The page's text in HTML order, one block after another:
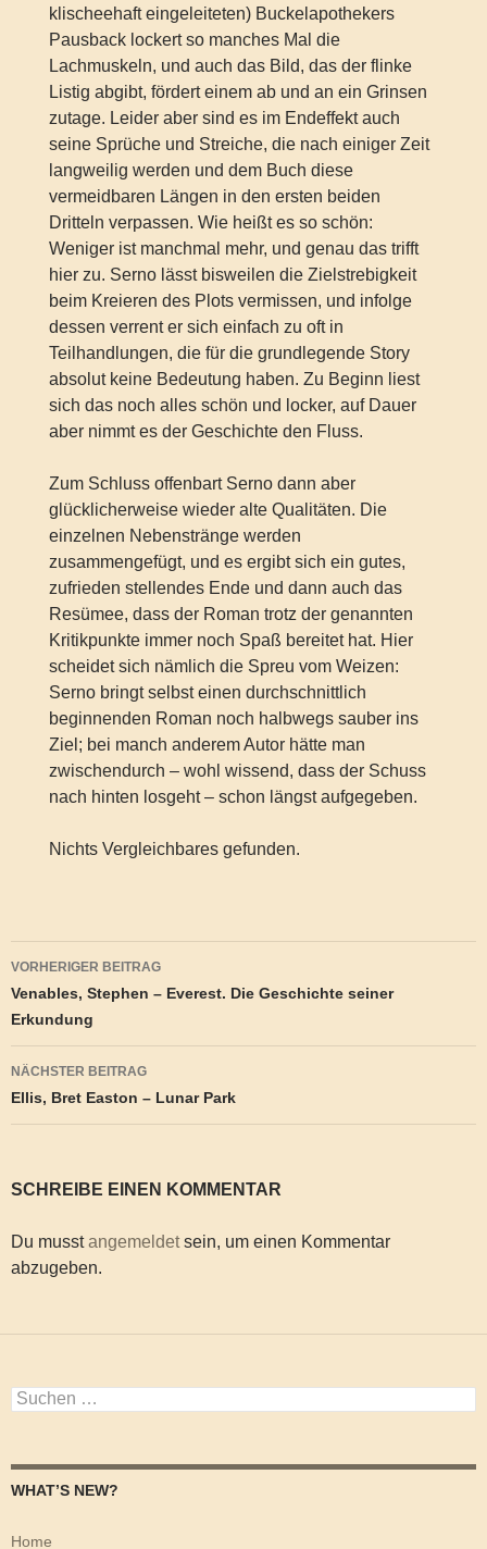
klischeehaft eingeleiteten) Buckelapothekers
Pausback lockert so manches Mal die
Lachmuskeln, und auch das Bild, das der flinke
Listig abgibt, fördert einem ab und an ein Grinsen
zutage. Leider aber sind es im Endeffekt auch
seine Sprüche und Streiche, die nach einiger Zeit
langweilig werden und dem Buch diese
vermeidbaren Längen in den ersten beiden
Dritteln verpassen. Wie heißt es so schön:
Weniger ist manchmal mehr, und genau das trifft
hier zu. Serno lässt bisweilen die Zielstrebigkeit
beim Kreieren des Plots vermissen, und infolge
dessen verrent er sich einfach zu oft in
Teilhandlungen, die für die grundlegende Story
absolut keine Bedeutung haben. Zu Beginn liest
sich das noch alles schön und locker, auf Dauer
aber nimmt es der Geschichte den Fluss.
Zum Schluss offenbart Serno dann aber
glücklicherweise wieder alte Qualitäten. Die
einzelnen Nebenstränge werden
zusammengefügt, und es ergibt sich ein gutes,
zufrieden stellendes Ende und dann auch das
Resümee, dass der Roman trotz der genannten
Kritikpunkte immer noch Spaß bereitet hat. Hier
scheidet sich nämlich die Spreu vom Weizen:
Serno bringt selbst einen durchschnittlich
beginnenden Roman noch halbwegs sauber ins
Ziel; bei manch anderem Autor hätte man
zwischendurch – wohl wissend, dass der Schuss
nach hinten losgeht – schon längst aufgegeben.
Nichts Vergleichbares gefunden.
Beitragsnavigation
VORHERIGER BEITRAG
Venables, Stephen – Everest. Die Geschichte seiner
Erkundung
NÄCHSTER BEITRAG
Ellis, Bret Easton – Lunar Park
SCHREIBE EINEN KOMMENTAR
Du musstangemeldetsein, um einen Kommentar
abzugeben.
Suchen
nach:
WHAT’S NEW?
Home